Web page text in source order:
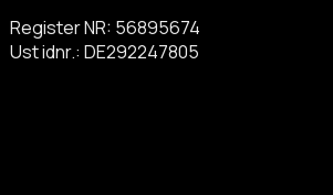
Register NR: 56895674
Ust idnr.: DE292247805